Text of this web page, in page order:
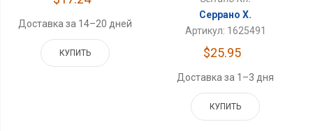
Доставка за 14–20 дней
КУПИТЬ
Серрано Х.
Артикул: 1625491
$25.95
Доставка за 1–3 дня
КУПИТЬ